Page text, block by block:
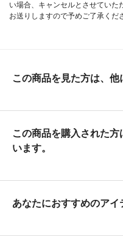
い場合、キャンセルとさせていた
お送りしますので予めご了承くだ
この商品を見た方は、
この商品を購入された
います。
あなたにおすすめのアイ